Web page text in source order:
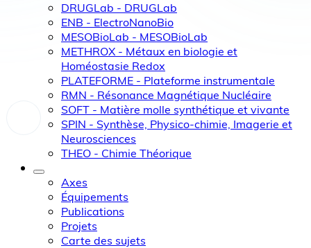
DRUGLab - DRUGLab
ENB - ElectroNanoBio
MESOBioLab - MESOBioLab
METHROX - Métaux en biologie et
Homéostasie Redox
PLATEFORME - Plateforme instrumentale
RMN - Résonance Magnétique Nucléaire
SOFT - Matière molle synthétique et vivante
SPIN - Synthèse, Physico-chimie, Imagerie et
Neurosciences
THEO - Chimie Théorique
Axes
Équipements
Publications
Projets
Carte des sujets